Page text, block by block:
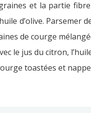
et la partie
d’olive. Parsemer
de courge
le jus du citron,
toastées et